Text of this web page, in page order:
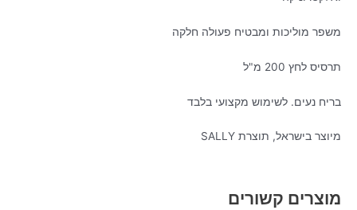
משפר מוליכות ומבטיח פעולה חלקה
תרסיס לחץ 200 מ"ל
בריח נעים. לשימוש מקצועי בלבד
מיוצר בישראל, תוצרת SALLY
מוצרים קשורים